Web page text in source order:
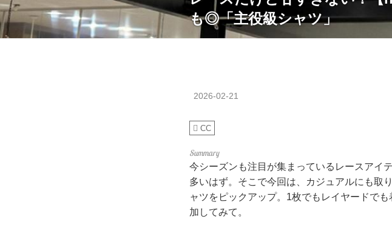
も◎「主役級シャツ」
2026-02-21
CC
今シーズンも注目が集まっているレースア
多いはず。そこで今回は、カジュアルにも取
ャツをピックアップ。1枚でもレイヤードで
加してみて。